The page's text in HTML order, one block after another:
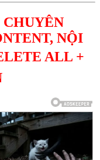
CHUYÊN
NỘI
ALL +